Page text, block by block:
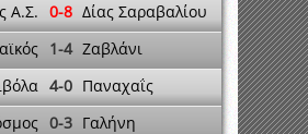
Α.Σ. 0-8 Δίας Σαραβαλίου
1-4 Ζαβλάνι
4-0 Παναχαΐς
0-3 Γαλήνη